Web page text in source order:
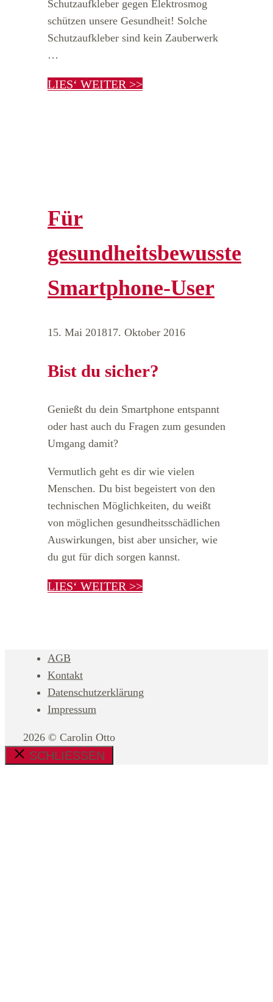
Schutzaufkleber gegen Elektrosmog
schützen unsere Gesundheit! Solche
Schutzaufkleber sind kein Zauberwerk
…
LIES‘ WEITER >>
Für
gesundheitsbewusste
Smartphone-User
15. Mai 201817. Oktober 2016
Bist du sicher?
Genießt du dein Smartphone entspannt
oder hast auch du Fragen zum gesunden
Umgang damit?
Vermutlich geht es dir wie vielen
Menschen. Du bist begeistert von den
technischen Möglichkeiten, du weißt
von möglichen gesundheitsschädlichen
Auswirkungen, bist aber unsicher, wie
du gut für dich sorgen kannst.
LIES‘ WEITER >>
AGB
Kontakt
Datenschutzerklärung
Impressum
2026 © Carolin Otto
SCHLIESSEN